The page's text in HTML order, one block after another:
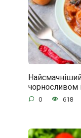
чорносливом
0 618